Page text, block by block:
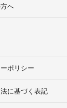
へ
ポリシー
に基づく表記